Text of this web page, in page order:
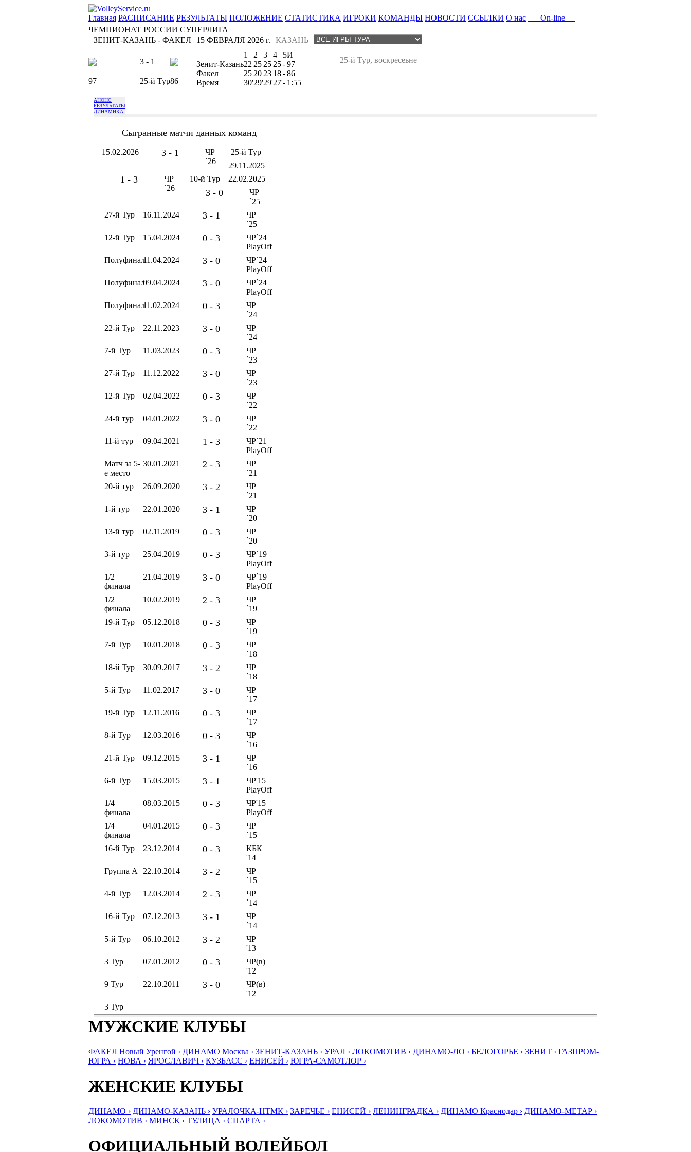
Главная РАСПИСАНИЕ РЕЗУЛЬТАТЫ ПОЛОЖЕНИЕ СТАТИСТИКА ИГРОКИ КОМАНДЫ НОВОСТИ ССЫЛКИ О нас
On-line
ЧЕМПИОНАТ РОССИИ СУПЕРЛИГА
ЗЕНИТ-КАЗАНЬ - ФАКЕЛ
КАЗАНЬ
15 ФЕВРАЛЯ 2026 г.
3 - 1
97 25-й Тур86
25-й Тур, воскресеьне
1 2 3 4 5И
Зенит-Казань22 25 25 25-97
Факел
25 20 23 18-86
Время
30'29'29'27'- 1:55
АНОНС
РЕЗУЛЬТАТЫ
ДИНАМИКА
Сыгранные матчи данных команд
15.02.2026 3 - 1
ЧР
`26
25-й Тур
29.11.2025
1 - 3
ЧР
`26
10-й Тур 22.02.2025
3 - 0
ЧР
`25
27-й Тур
16.11.2024 3 - 1
ЧР
`25
12-й Тур
15.04.2024 0 - 3
ЧР`24
PlayOff
Полуфинал11.04.2024 3 - 0
ЧР`24
PlayOff
Полуфинал09.04.2024 3 - 0
ЧР`24
PlayOff
Полуфинал11.02.2024 0 - 3
ЧР
`24
22-й Тур
22.11.2023 3 - 0
ЧР
`24
7-й Тур
11.03.2023 0 - 3
ЧР
`23
27-й Тур
11.12.2022 3 - 0
ЧР
`23
12-й Тур
02.04.2022 0 - 3
ЧР
`22
24-й тур
04.01.2022 3 - 0
ЧР
`22
11-й тур
09.04.2021 1 - 3
ЧР`21
PlayOff
Матч за 5-
е место
30.01.2021 2 - 3
ЧР
`21
20-й тур
26.09.2020 3 - 2
ЧР
`21
1-й тур
22.01.2020 3 - 1
ЧР
`20
13-й тур
02.11.2019 0 - 3
ЧР
`20
3-й тур
25.04.2019 0 - 3
ЧР`19
PlayOff
1/2
финала
21.04.2019 3 - 0
ЧР`19
PlayOff
1/2
финала
10.02.2019 2 - 3
ЧР
`19
19-й Тур
05.12.2018 0 - 3
ЧР
`19
7-й Тур
10.01.2018 0 - 3
ЧР
`18
18-й Тур
30.09.2017 3 - 2
ЧР
`18
5-й Тур
11.02.2017 3 - 0
ЧР
`17
19-й Тур
12.11.2016 0 - 3
ЧР
`17
8-й Тур
12.03.2016 0 - 3
ЧР
`16
21-й Тур
09.12.2015 3 - 1
ЧР
`16
6-й Тур
15.03.2015 3 - 1
ЧР'15
PlayOff
1/4
финала
08.03.2015 0 - 3
ЧР'15
PlayOff
1/4
финала
04.01.2015 0 - 3
ЧР
`15
16-й Тур
23.12.2014 0 - 3
КБК
'14
Группа А
22.10.2014 3 - 2
ЧР
`15
4-й Тур
12.03.2014 2 - 3
ЧР
`14
16-й Тур
07.12.2013 3 - 1
ЧР
`14
5-й Тур
06.10.2012 3 - 2
ЧР
'13
3 Тур
07.01.2012 0 - 3
ЧР(в)
'12
9 Тур
22.10.2011 3 - 0
ЧР(в)
'12
3 Тур
МУЖСКИЕ КЛУБЫ
ФАКЕЛ Новый Уренгой › ДИНАМО Москва › ЗЕНИТ-КАЗАНЬ › УРАЛ › ЛОКОМОТИВ › ДИНАМО-ЛО › БЕЛОГОРЬЕ › ЗЕНИТ › ГАЗПРОМ-
ЮГРА › НОВА › ЯРОСЛАВИЧ › КУЗБАСС › ЕНИСЕЙ › ЮГРА-САМОТЛОР ›
ЖЕНСКИЕ КЛУБЫ
ДИНАМО › ДИНАМО-КАЗАНЬ › УРАЛОЧКА-НТМК › ЗАРЕЧЬЕ › ЕНИСЕЙ › ЛЕНИНГРАДКА › ДИНАМО Краснодар › ДИНАМО-МЕТАР ›
ЛОКОМОТИВ › МИНСК › ТУЛИЦА › СПАРТА ›
ОФИЦИАЛЬНЫЙ ВОЛЕЙБОЛ